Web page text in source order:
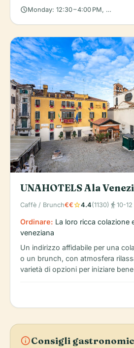
scheduleMonday: 12:30 – 4:00 PM, 7:00 –
UNAHOTELS Ala
Caffè / Brunch€€star4.4(1130) directions_walk 10-
Ordinare: La loro ricca colazione
veneziana
Un indirizzo affidabile per una
o un brunch, con atmosfera
varietà di opzioni per iniziare
infoConsigli